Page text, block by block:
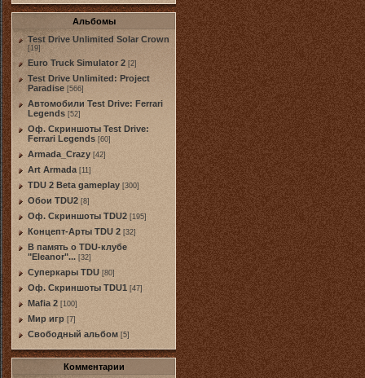
Альбомы
Test Drive Unlimited Solar Crown
[19]
Euro Truck Simulator 2 [2]
Test Drive Unlimited: Project
Paradise [566]
Автомобили Test Drive: Ferrari
Legends [52]
Оф. Скриншоты Test Drive:
Ferrari Legends [60]
Armada_Crazy [42]
Art Armada [11]
TDU 2 Beta gameplay [300]
Обои TDU2 [8]
Оф. Скриншоты TDU2 [195]
Концепт-Арты TDU 2 [32]
В память о TDU-клубе
"Eleanor"... [32]
Суперкары TDU [80]
Оф. Скриншоты TDU1 [47]
Mafia 2 [100]
Мир игр [7]
Свободный альбом [5]
Комментарии